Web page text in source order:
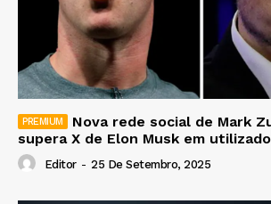
Nova rede social de Mark
supera X de Elon Musk em
Editor - 25 De Setembro, 2025